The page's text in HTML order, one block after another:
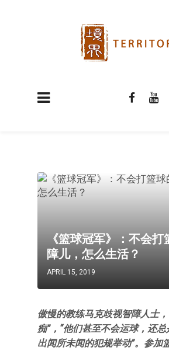
《篮球冠军》：不会打
障儿，怎么生活？
APRIL 15, 2019
傲慢的教练马克歧视智障人士
痴”，“他们甚至不会运球，还
出闻所未闻的犯规举动”。参加